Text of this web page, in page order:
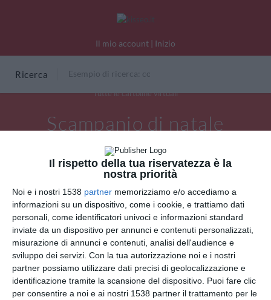
Il rispetto della tua riservatezza è la
nostra priorità
Noi e i nostri 1538 partner memorizziamo e/o accediamo a
informazioni su un dispositivo, come i cookie, e trattiamo dati
personali, come identificatori univoci e informazioni standard
inviate da un dispositivo per annunci e contenuti personalizzati,
misurazione di annunci e contenuti, analisi dell'audience e
sviluppo dei servizi. Con la tua autorizzazione noi e i nostri
partner possiamo utilizzare dati precisi di geolocalizzazione e
identificazione tramite la scansione del dispositivo. Puoi fare clic
per consentire a noi e ai nostri 1538 partner il trattamento per le
Il mio account | Inizio
Ricerca
Tutte le cartoline virtuali
Scampanio di natale
INVIA QUESTA CARTOLINA